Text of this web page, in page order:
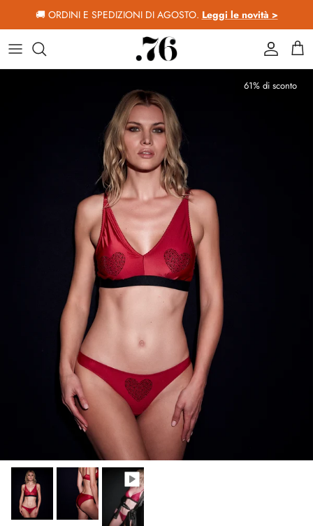
Passa ai contenuti
🚚 ORDINI E SPEDIZIONI DI AGOSTO. Leggi le novità >
Account
61% di sconto